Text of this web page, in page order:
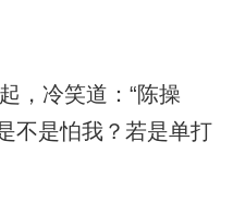
，冷笑道：“陈操
不是怕我？若是单打